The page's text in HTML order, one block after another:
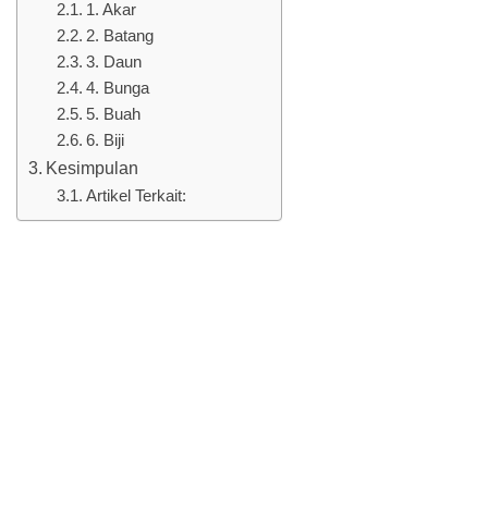
1. Akar
2. Batang
3. Daun
4. Bunga
5. Buah
6. Biji
Kesimpulan
Artikel Terkait: